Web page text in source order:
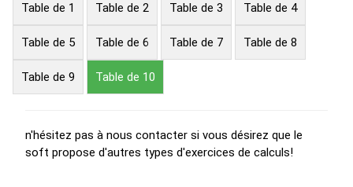
Table de 1 Table de 2 Table de 3 Table de 4
Table de 5 Table de 6 Table de 7 Table de 8
Table de 9 Table de 10
n'hésitez pas à nous contacter si vous désirez que le
soft propose d'autres types d'exercices de calculs!